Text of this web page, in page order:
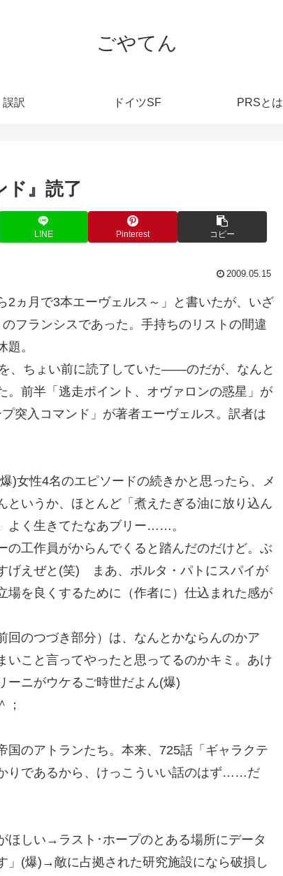
ごやてん
誤訳 ドイツSF PRSとは
ド』読了
LINE Pinterest コピー
2009.05.15
2ヵ月で3本エーヴェルス～」と書いたが、いざ
フランシスであった。手持ちのリストの間違
。
、ちょい前に読了していた――のだが、なんと
。前半「逃走ポイント、オヴァロンの惑星」が
突入コマンド」が著者エーヴェルス。訳者は
)女性4名のエピソードの続きかと思ったら、メ
というか、ほとんど「煮えたぎる油に放り込ん
よく生きてたなあブリー……。
工作員がからんでくると踏んだのだけど。ぶ
げえぜと(笑) まあ、ポルタ・パトにスパイが
場を良くするために（作者に）仕込まれた感が
のつづき部分）は、なんとかならんのかア
こと言ってやったと思ってるのかキミ。あけ
ーニがウケるご時世だよん(爆)
；
のアトランたち。本来、725話「ギャラクテ
りであるから、けっこういい話のはず……だ
ほしい→ラスト･ホープのとある場所にデータ
(爆)→敵に占拠された研究施設になら破損し